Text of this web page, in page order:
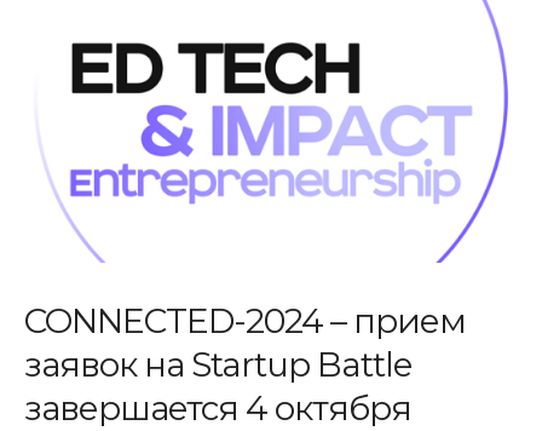
CONNECTED-2024 – прием
заявок на Startup Battle
завершается 4 октября